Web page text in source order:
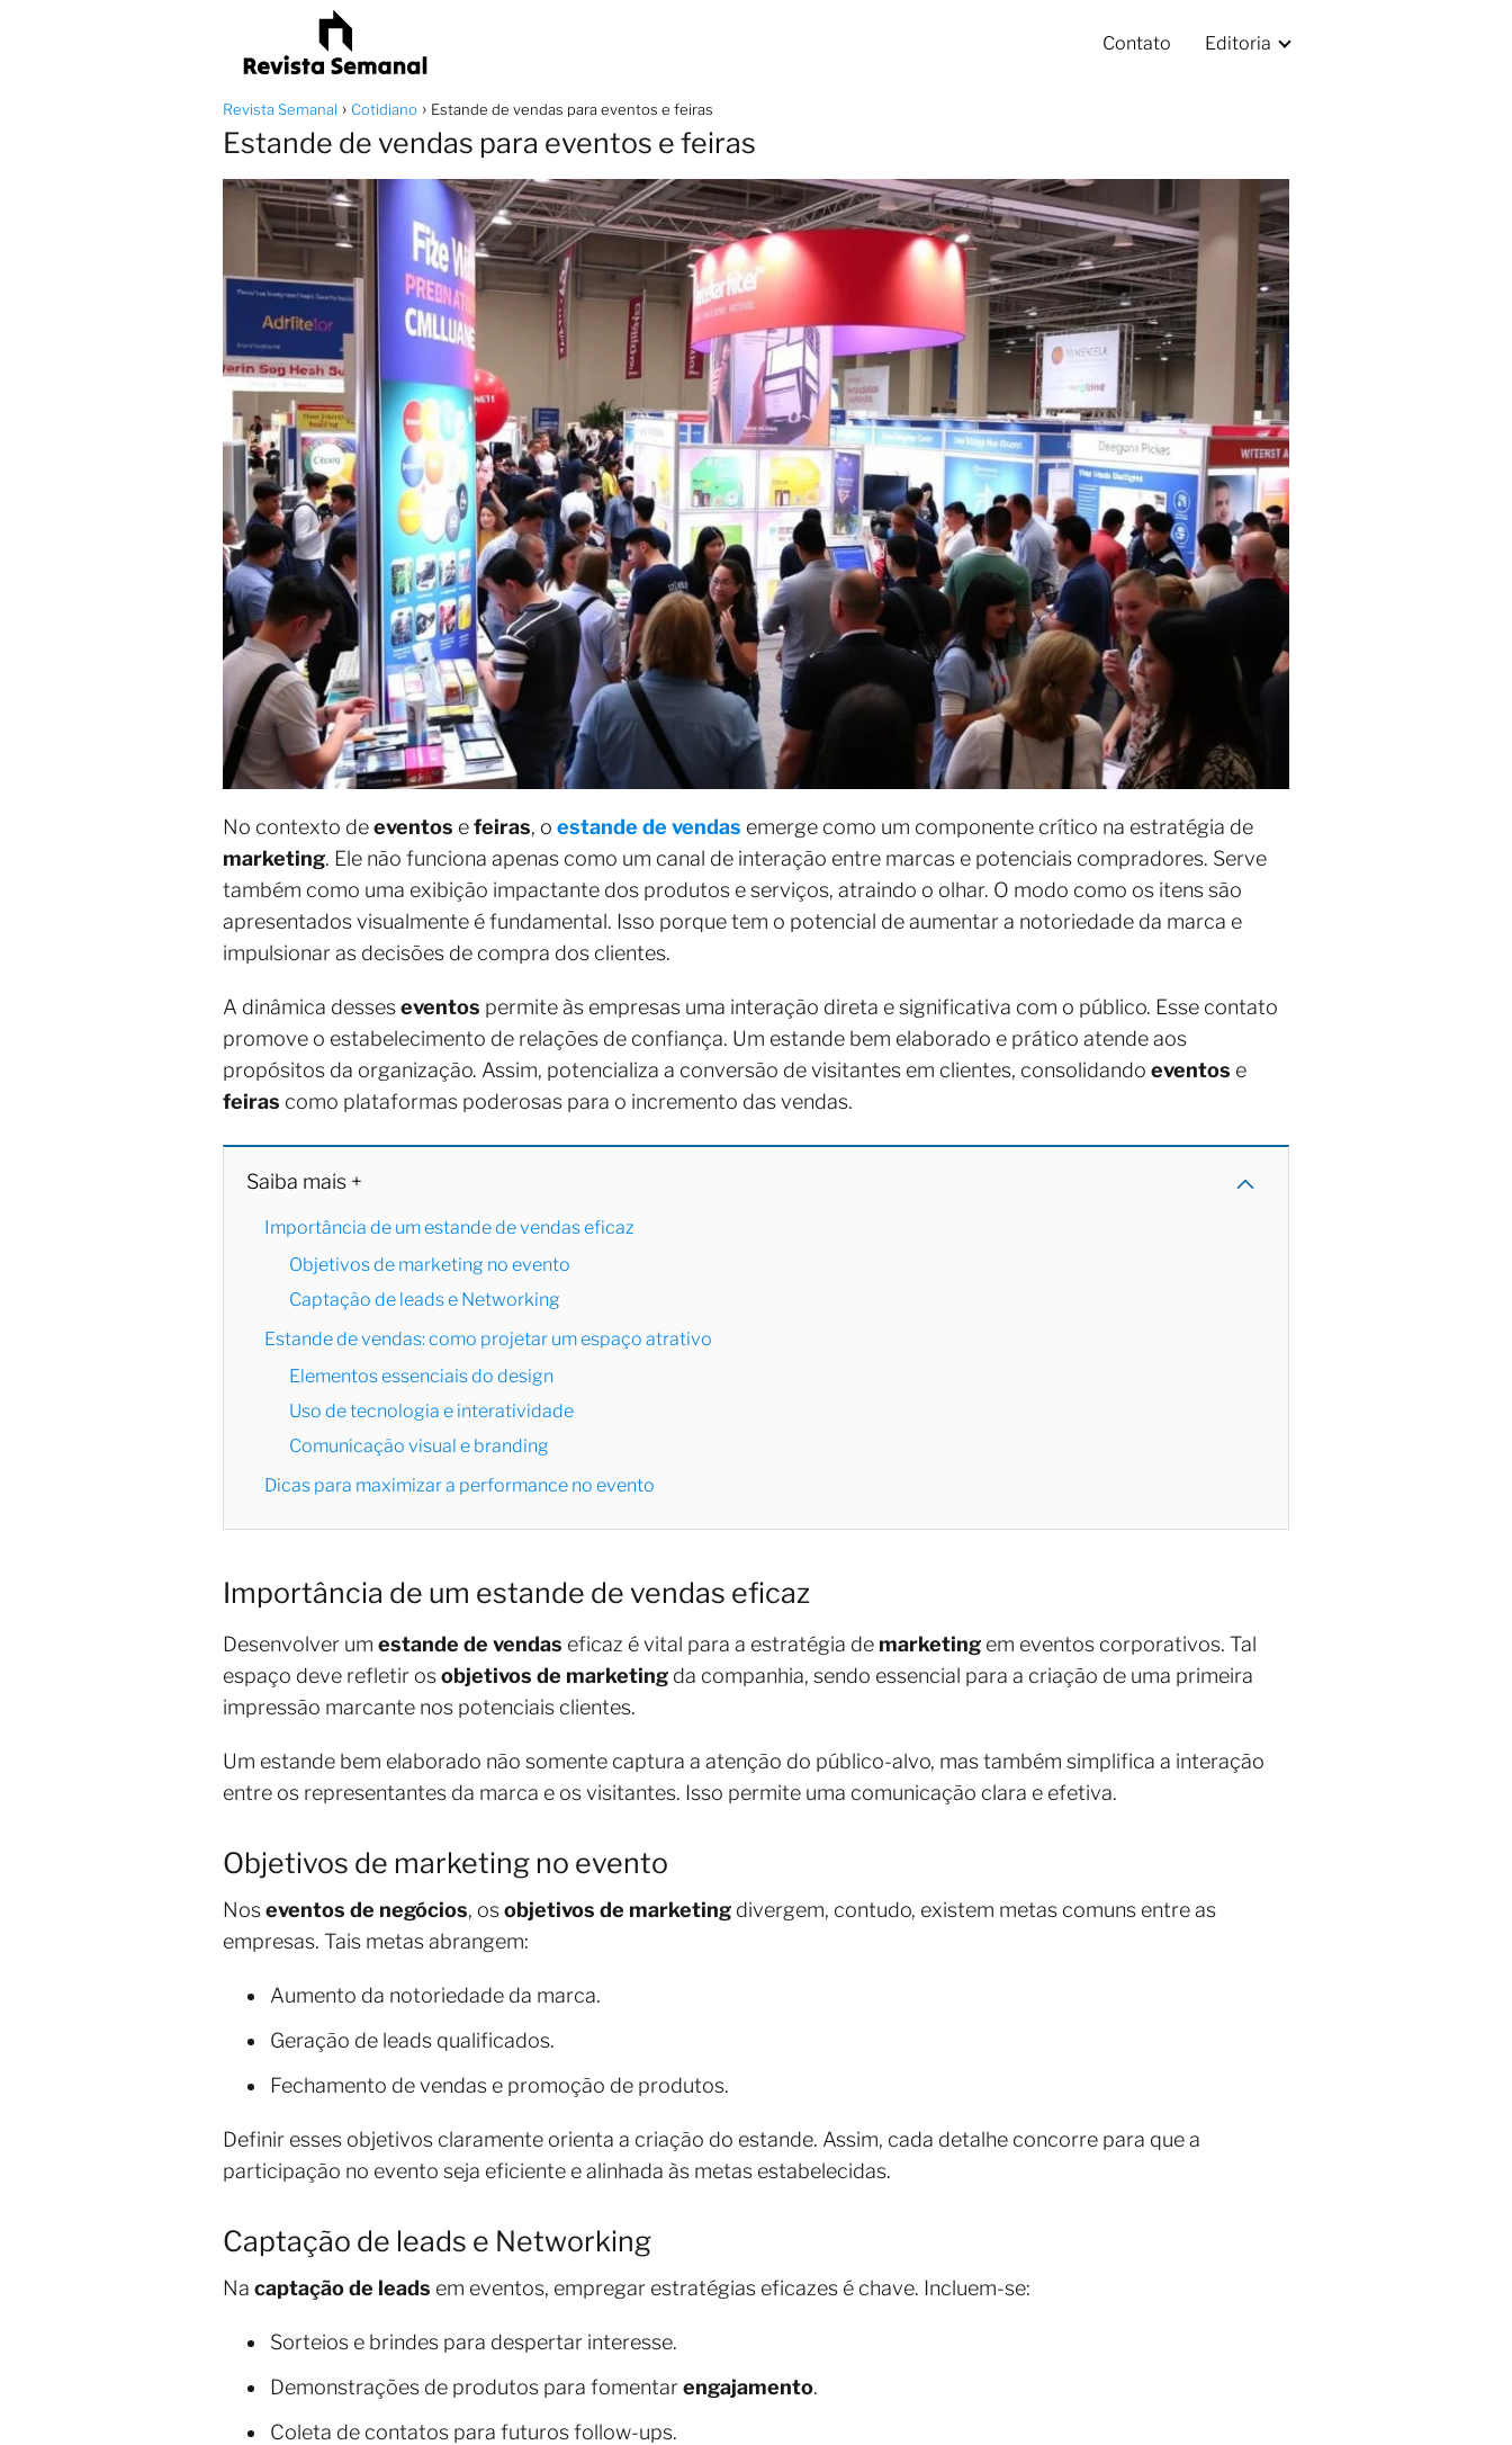
Contato Editoria
Revista Semanal Cotidiano Estande de vendas para eventos e feiras
Estande de vendas para eventos e feiras
No contexto deeventos efeiras, o estande de vendas emerge como um componente crítico na estratégia de
marketing. Ele não funciona apenas como um canal de interação entre marcas e potenciais compradores. Serve
também como uma exibição impactante dos produtos e serviços, atraindo o olhar. O modo como os itens são
apresentados visualmente é fundamental. Isso porque tem o potencial de aumentar a notoriedade da marca e
impulsionar as decisões de compra dos clientes.
A dinâmica desseseventos permite às empresas uma interação direta e significativa com o público. Esse contato
promove o estabelecimento de relações de confiança. Um estande bem elaborado e prático atende aos
propósitos da organização. Assim, potencializa a conversão de visitantes em clientes, consolidando eventos e
feiras como plataformas poderosas para o incremento das vendas.
Saiba mais +
Importância de um estande de vendas eficaz
Objetivos de marketing no evento
Captação de leads e Networking
Estande de vendas: como projetar um espaço atrativo
Elementos essenciais do design
Uso de tecnologia e interatividade
Comunicação visual e branding
Dicas para maximizar a performance no evento
Importância de um estande de vendas eficaz
Desenvolver um estande de vendas eficaz é vital para a estratégia de marketing em eventos corporativos. Tal
espaço deve refletir osobjetivos de marketing da companhia, sendo essencial para a criação de uma primeira
impressão marcante nos potenciais clientes.
Um estande bem elaborado não somente captura a atenção do público-alvo, mas também simplifica a interação
entre os representantes da marca e os visitantes. Isso permite uma comunicação clara e efetiva.
Objetivos de marketing no evento
Noseventos de negócios, osobjetivos de marketing divergem, contudo, existem metas comuns entre as
empresas. Tais metas abrangem:
Aumento da notoriedade da marca.
Geração de leads qualificados.
Fechamento de vendas e promoção de produtos.
Definir esses objetivos claramente orienta a criação do estande. Assim, cada detalhe concorre para que a
participação no evento seja eficiente e alinhada às metas estabelecidas.
Captação de leads e Networking
Na captação de leads em eventos, empregar estratégias eficazes é chave. Incluem-se:
Sorteios e brindes para despertar interesse.
Demonstrações de produtos para fomentarengajamento.
Coleta de contatos para futuros follow-ups.